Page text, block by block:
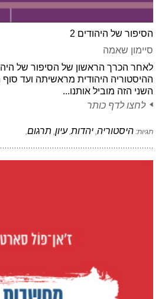
הסיפור של היהודים 2
סיימון שאמה
לאחר הכרך הראשון של הסיפור של
השני הזה מוביל אותנו...
לחצו לדף כותר
תגיות: היסטוריה יהדות ,עיון תרגום